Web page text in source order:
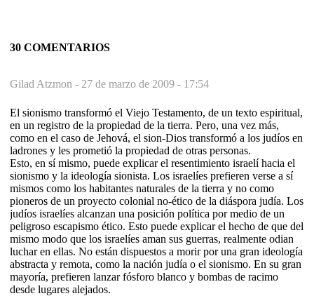
30 COMENTARIOS
Gilad Atzmon - 27 de marzo de 2009 - 17:54
El sionismo transformó el Viejo Testamento, de un texto espiritual,
en un registro de la propiedad de la tierra. Pero, una vez más,
como en el caso de Jehová, el sion-Dios transformó a los judíos en
ladrones y les prometió la propiedad de otras personas.
Esto, en sí mismo, puede explicar el resentimiento israelí hacia el
sionismo y la ideología sionista. Los israelíes prefieren verse a sí
mismos como los habitantes naturales de la tierra y no como
pioneros de un proyecto colonial no-ético de la diáspora judía. Los
judíos israelíes alcanzan una posición política por medio de un
peligroso escapismo ético. Esto puede explicar el hecho de que del
mismo modo que los israelíes aman sus guerras, realmente odian
luchar en ellas. No están dispuestos a morir por una gran ideología
abstracta y remota, como la nación judía o el sionismo. En su gran
mayoría, prefieren lanzar fósforo blanco y bombas de racimo
desde lugares alejados.